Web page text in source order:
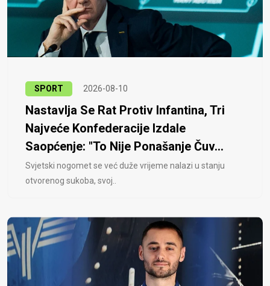
SPORT 2026-08-10
Nastavlja Se Rat Protiv Infantina, Tri
Najveće Konfederacije Izdale
Saopćenje: "To Nije Ponašanje Čuv...
Svjetski nogomet se već duže vrijeme nalazi u stanju
otvorenog sukoba, svoj..